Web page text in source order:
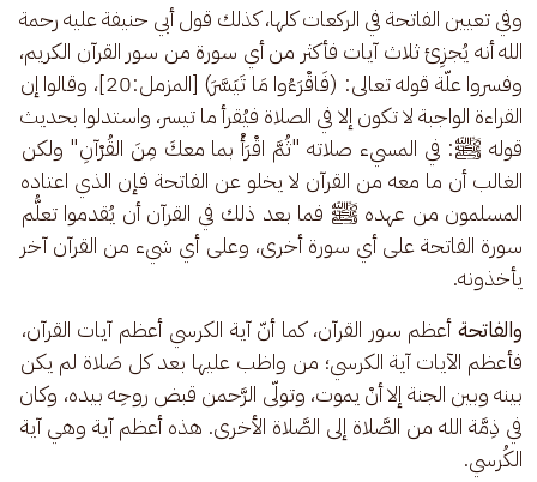
وفي تعيين الفاتحة في الركعات كلها، كذلك قول أبي حنيفة عليه رحمة
الله أنه يُجزِئ ثلاث آيات فأكثر من أي سورة من سور القرآن الكريم،
وفسروا علّة قوله تعالى: (فَاقْرَءُوا مَا تَيَسَّرَ) [المزمل:20]، وقالوا إن
القراءة الواجبة لا تكون إلا في الصلاة فيُقرأ ما تيسر، واستدلوا بحديث
قوله ﷺ: في المسيء صلاته "ثُمَّ اقْرَأْ بما معكَ مِنَ القُرْآنِ" ولكن
الغالب أن ما معه من القرآن لا يخلو عن الفاتحة فإن الذي اعتاده
المسلمون من عهده ﷺ فما بعد ذلك في القرآن أن يُقدموا تعلُّم
سورة الفاتحة على أي سورة أخرى، وعلى أي شيء من القرآن آخر
يأخذونه.
والفاتحة أعظم سور القرآن، كما أنّ آية الكرسي أعظم آيات القرآن،
فأعظم الآيات آية الكرسي؛ من واظب عليها بعد كل صَلاة لم يكن
بينه وبين الجنة إلا أنْ يموت، وتولّى الرَّحمن قبض روحِه بيده، وكان
في ذِمَّة الله من الصَّلاة إلى الصَّلاة الأخرى. هذه أعظم آية وهي آية
الكُرسي.